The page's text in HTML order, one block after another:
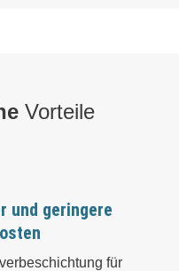
Vorteile
und geringere
für